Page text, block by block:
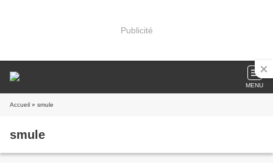
Publicité
MENU
Accueil » smule
smule